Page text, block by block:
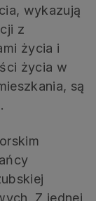
wykazują
z
życia i
życia w
są
Z jednej